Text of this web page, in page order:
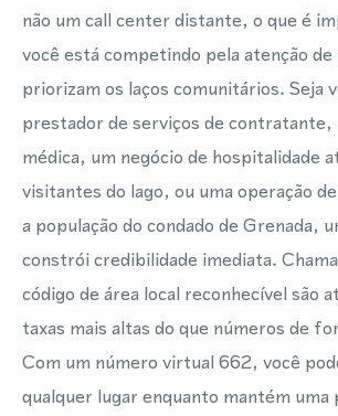
não um call center distante, o que é
você está competindo pela atenção
priorizam os laços comunitários. Seja
prestador de serviços de contratante,
médica, um negócio de hospitalidade
visitantes do lago, ou uma operação
a população do condado de Grenada,
constrói credibilidade imediata.
código de área local reconhecível são
taxas mais altas do que números de
Com um número virtual 662, você
qualquer lugar enquanto mantém uma